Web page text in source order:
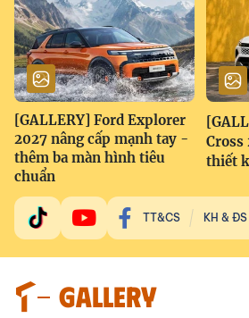
[GALLERY] Ford Explorer
2027 nâng cấp mạnh tay -
thêm ba màn hình tiêu
chuẩn
Cross
thiết
TT&CS KH & ĐS
GALLERY